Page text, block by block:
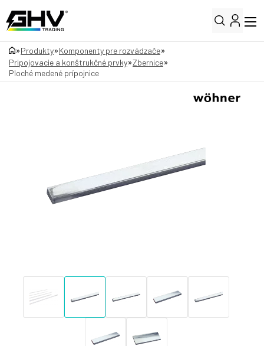
»Produkty»Komponenty pre rozvádzače»
Pripojovacie a konštrukčné prvky»Zbernice»
Ploché medené prípojnice